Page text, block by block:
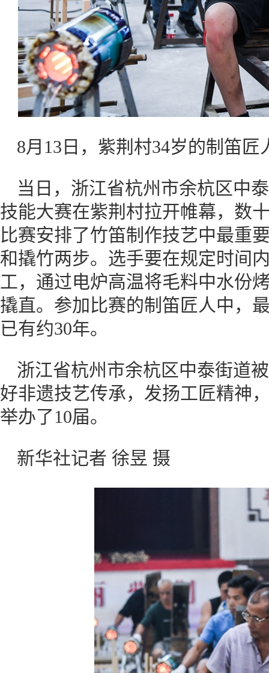
8月13日，紫荆村34岁的制笛
当日，浙江省杭州市余杭区中
技能大赛在紫荆村拉开帷幕，数
比赛安排了竹笛制作技艺中最
和撬竹两步。选手要在规定时间
工，通过电炉高温将毛料中水份
撬直。参加比赛的制笛匠人中，
已有约30年。
浙江省杭州市余杭区中泰街道
好非遗技艺传承，发扬工匠精神
举办了10届。
新华社记者 徐昱 摄